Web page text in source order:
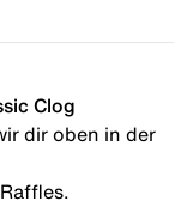
Clog
dir oben in der